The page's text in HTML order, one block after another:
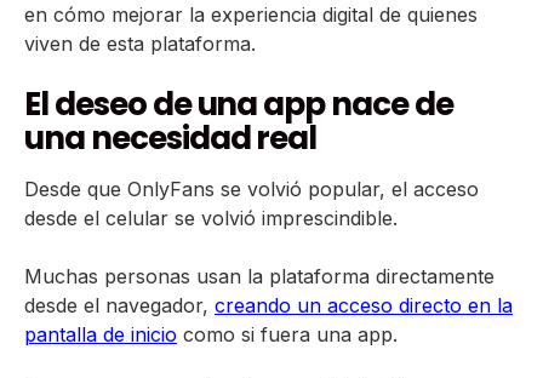
en cómo mejorar la experiencia digital de quienes
viven de esta plataforma.
El deseo de una app nace de
una necesidad real
Desde que OnlyFans se volvió popular, el acceso
desde el celular se volvió imprescindible.
Muchas personas usan la plataforma directamente
desde el navegador, creando un acceso directo en la
pantalla de inicio como si fuera una app.